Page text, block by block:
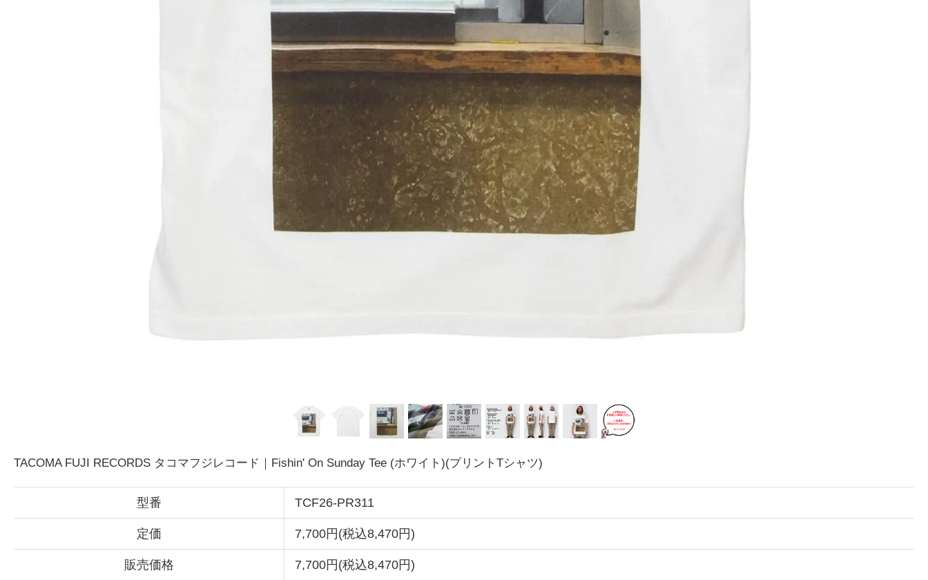
TACOMA FUJI RECORDS タコマフジレコード｜Fishin' On Sunday Tee (ホワイト)(プリントTシャツ)
型番 TCF26-PR311
定価 7,700円(税込8,470円)
販売価格 7,700円(税込8,470円)